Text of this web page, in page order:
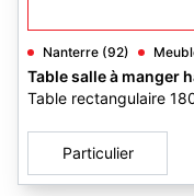
Nanterre (92)
Table salle à manger
Table rectangulaire
Particulier